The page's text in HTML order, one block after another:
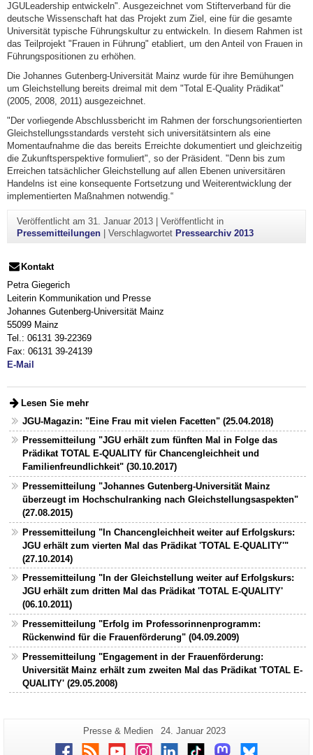
JGULeadership entwickeln". Ausgezeichnet vom Stifterverband für die
deutsche Wissenschaft hat das Projekt zum Ziel, eine für die gesamte
Universität typische Führungskultur zu entwickeln. In diesem Rahmen ist
das Teilprojekt "Frauen in Führung" etabliert, um den Anteil von Frauen in
Führungspositionen zu erhöhen.
Die Johannes Gutenberg-Universität Mainz wurde für ihre Bemühungen
um Gleichstellung bereits dreimal mit dem "Total E-Quality Prädikat"
(2005, 2008, 2011) ausgezeichnet.
"Der vorliegende Abschlussbericht im Rahmen der forschungsorientierten
Gleichstellungsstandards versteht sich universitätsintern als eine
Momentaufnahme die das bereits Erreichte dokumentiert und gleichzeitig
die Zukunftsperspektive formuliert", so der Präsident. "Denn bis zum
Erreichen tatsächlicher Gleichstellung auf allen Ebenen universitären
Handelns ist eine konsequente Fortsetzung und Weiterentwicklung der
implementierten Maßnahmen notwendig.“
Veröffentlicht am 31. Januar 2013| Veröffentlicht in
Pressemitteilungen| Verschlagwortet Pressearchiv 2013
Kontakt
Petra Giegerich
Leiterin Kommunikation und Presse
Johannes Gutenberg-Universität Mainz
55099 Mainz
Tel.: 06131 39-22369
Fax: 06131 39-24139
E-Mail
Lesen Sie mehr
JGU-Magazin: "Eine Frau mit vielen Facetten" (25.04.2018)
Pressemitteilung "JGU erhält zum fünften Mal in Folge das
Prädikat TOTAL E-QUALITY für Chancengleichheit und
Familienfreundlichkeit" (30.10.2017)
Pressemitteilung "Johannes Gutenberg-Universität Mainz
überzeugt im Hochschulranking nach Gleichstellungsaspekten"
(27.08.2015)
Pressemitteilung "In Chancengleichheit weiter auf Erfolgskurs:
JGU erhält zum vierten Mal das Prädikat 'TOTAL E-QUALITY'"
(27.10.2014)
Pressemitteilung "In der Gleichstellung weiter auf Erfolgskurs:
JGU erhält zum dritten Mal das Prädikat 'TOTAL E-QUALITY'
(06.10.2011)
Pressemitteilung "Erfolg im Professorinnenprogramm:
Rückenwind für die Frauenförderung" (04.09.2009)
Pressemitteilung "Engagement in der Frauenförderung:
Universität Mainz erhält zum zweiten Mal das Prädikat 'TOTAL E-
QUALITY' (29.05.2008)
Zusätzliche
Informationen
Seiten-
Name:
Presse & Medien
Letzte
Aktualisierung:
24. Januar 2023
Facebook
RSS YoutubeInstagram
LinkedInTikTokMastodonBluesky